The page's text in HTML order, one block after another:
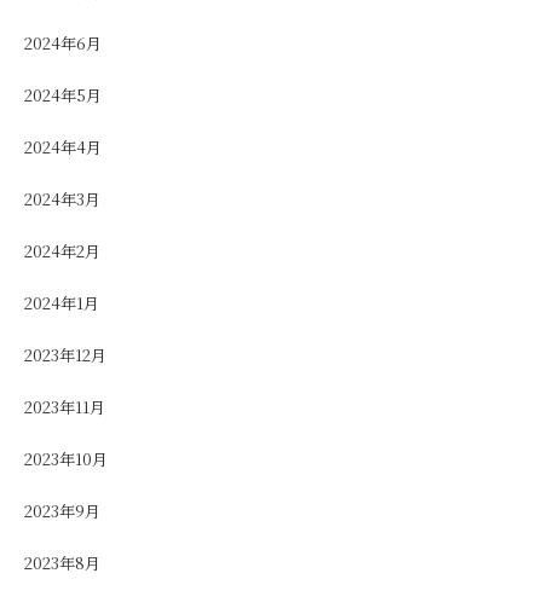
2024年6月
2024年5月
2024年4月
2024年3月
2024年2月
2024年1月
2023年12月
2023年11月
2023年10月
2023年9月
2023年8月